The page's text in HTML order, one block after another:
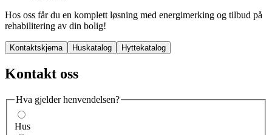
Hos oss får du en komplett løsning med energimerking og tilbud på
rehabilitering av din bolig!
Kontaktskjema Huskatalog Hyttekatalog
Kontakt oss
Hva gjelder henvendelsen?
Hus